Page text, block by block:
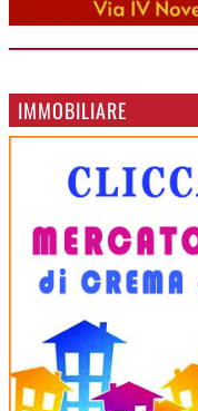
IMMOBILIARE